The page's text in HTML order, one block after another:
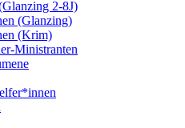
2-8J)
(Glanzing)
(Krim)
Ministranten